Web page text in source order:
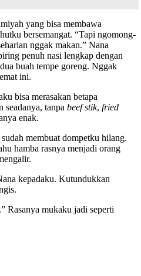
yang bisa membawa
bersemangat. “Tapi ngomong-
nggak makan.” Nana
penuh nasi lengkap dengan
buah tempe goreng. Nggak
ini.
bisa merasakan betapa
seadanya, tanpa beef stik, fried
enak.
membuat dompetku hilang.
hamba rasnya menjadi orang
kepadaku. Kutundukkan
Rasanya mukaku jadi seperti